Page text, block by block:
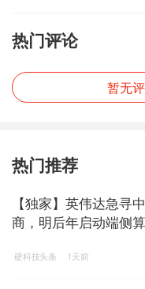
热门评论
暂无
热门推荐
【独家】英伟达急寻
商，明后年启动端侧
硬科技头条 1天前